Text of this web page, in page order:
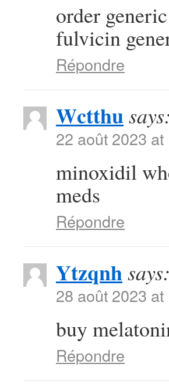
order
fulvicin
Répondre
Wctthu
22 août 2023
minoxidil
meds
Répondre
Ytzqnhsays:
28 août 2023
buy
Répondre